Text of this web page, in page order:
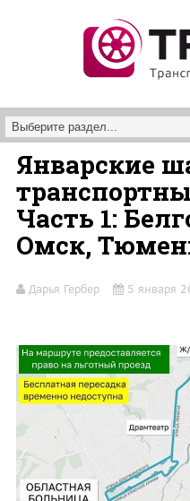
Январские
Часть 1:
Омск,
Дарья Гербер 5 января